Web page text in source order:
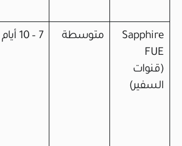
Sapphire
FUE
(قنوات
السفير)
متوسطة 7 – 10 أيام